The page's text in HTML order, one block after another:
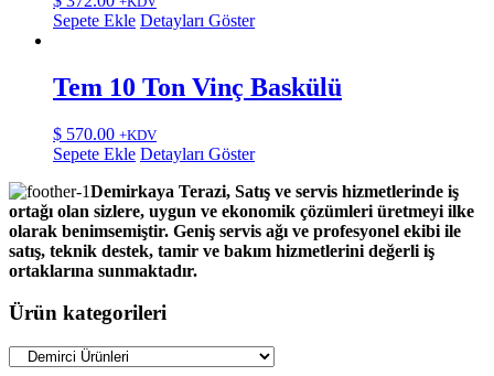
Sepete Ekle Detayları Göster
Tem 10 Ton Vinç Baskülü
$ 570.00 +KDV
Sepete Ekle Detayları Göster
Demirkaya Terazi, Satış ve servis hizmetlerinde iş
ortağı olan sizlere, uygun ve ekonomik çözümleri üretmeyi ilke
olarak benimsemiştir. Geniş servis ağı ve profesyonel ekibi ile
satış, teknik destek, tamir ve bakım hizmetlerini değerli iş
ortaklarına sunmaktadır.
Ürün kategorileri